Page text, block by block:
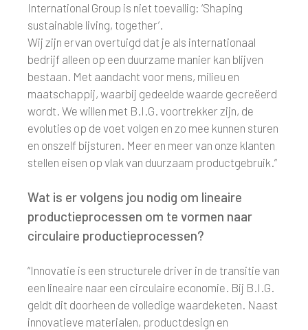
International Group is niet toevallig: ‘Shaping
sustainable living, together’.
Wij zijn ervan overtuigd dat je als internationaal
bedrijf alleen op een duurzame manier kan blijven
bestaan. Met aandacht voor mens, milieu en
maatschappij, waarbij gedeelde waarde gecreëerd
wordt. We willen met B.I.G. voortrekker zijn, de
evoluties op de voet volgen en zo mee kunnen sturen
en onszelf bijsturen. Meer en meer van onze klanten
stellen eisen op vlak van duurzaam productgebruik.”
Wat is er volgens jou nodig om lineaire
productieprocessen om te vormen naar
circulaire productieprocessen?
“Innovatie is een structurele driver in de transitie van
een lineaire naar een circulaire economie. Bij B.I.G.
geldt dit doorheen de volledige waardeketen. Naast
innovatieve materialen, productdesign en